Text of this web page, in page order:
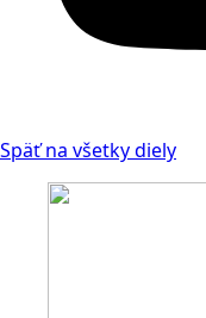
Späť na všetky diely